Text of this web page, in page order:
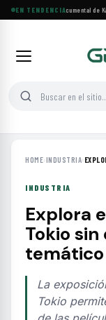
EN TENDENCIA
Llega a cines el documental de
HOME›INDUSTRIA›
INDUSTRIA
Explora
Tokio
temático
La
Tokio